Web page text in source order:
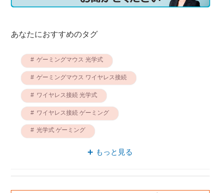
あなたにおすすめのタグ
ゲーミングマウス 光学式
ゲーミングマウス ワイヤレス接続
ワイヤレス接続 光学式
ワイヤレス接続 ゲーミング
光学式 ゲーミング
もっと見る